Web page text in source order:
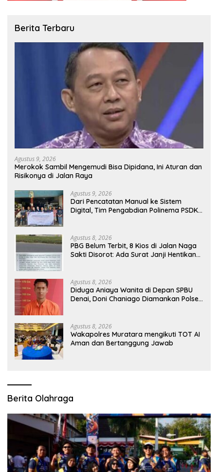
Berita Terbaru
Agustus 9, 2026
Merokok Sambil Mengemudi Bisa Dipidana, Ini Aturan dan
Risikonya di Jalan Raya
Agustus 9, 2026
Dari Pencatatan Manual ke Sistem
Digital, Tim Pengabdian Polinema PSDKU
Agustus 8, 2026
PBG Belum Terbit, 8 Kios di Jalan Naga
Sakti Disorot: Ada Surat Janji Hentikan
Agustus 8, 2026
Diduga Aniaya Wanita di Depan SPBU
Denai, Doni Chaniago Diamankan Polsek
Agustus 8, 2026
Wakapolres Muratara mengikuti TOT AI
Aman dan Bertanggung Jawab
Berita Olahraga